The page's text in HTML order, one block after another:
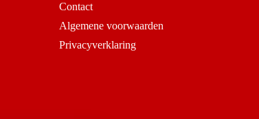
Contact
Algemene voorwaarden
Privacyverklaring